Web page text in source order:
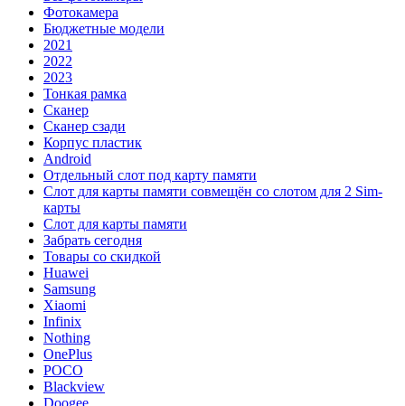
Фотокамера
Бюджетные модели
2021
2022
2023
Тонкая рамка
Сканер
Сканер сзади
Корпус пластик
Android
Отдельный слот под карту памяти
Слот для карты памяти совмещён со слотом для 2 Sim-
карты
Слот для карты памяти
Забрать сегодня
Товары со скидкой
Huawei
Samsung
Xiaomi
Infinix
Nothing
OnePlus
POCO
Blackview
Doogee